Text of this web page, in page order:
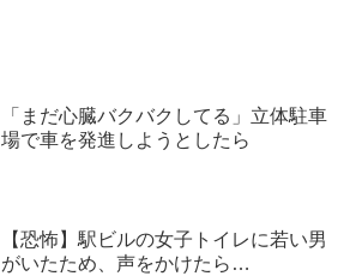
「まだ心臓バクバクしてる」立体駐車
場で車を発進しようとしたら
【恐怖】駅ビルの女子トイレに若い男
がいたため、声をかけたら…